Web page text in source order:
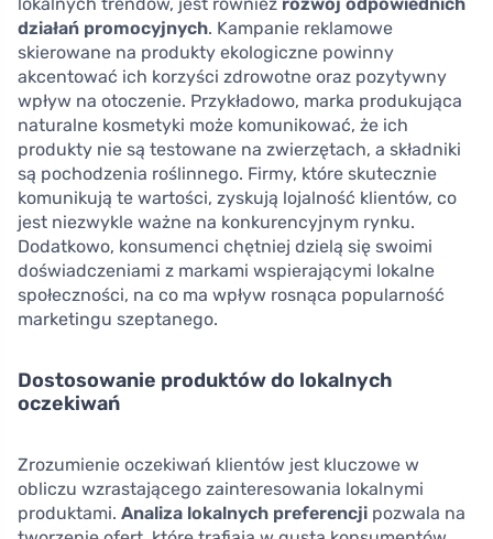
lokalnych trendów, jest również rozwój odpowiednich
działań promocyjnych. Kampanie reklamowe
skierowane na produkty ekologiczne powinny
akcentować ich korzyści zdrowotne oraz pozytywny
wpływ na otoczenie. Przykładowo, marka produkująca
naturalne kosmetyki może komunikować, że ich
produkty nie są testowane na zwierzętach, a składniki
są pochodzenia roślinnego. Firmy, które skutecznie
komunikują te wartości, zyskują lojalność klientów, co
jest niezwykle ważne na konkurencyjnym rynku.
Dodatkowo, konsumenci chętniej dzielą się swoimi
doświadczeniami z markami wspierającymi lokalne
społeczności, na co ma wpływ rosnąca popularność
marketingu szeptanego.
Dostosowanie produktów do lokalnych
oczekiwań
Zrozumienie oczekiwań klientów jest kluczowe w
obliczu wzrastającego zainteresowania lokalnymi
produktami. Analiza lokalnych preferencji pozwala na